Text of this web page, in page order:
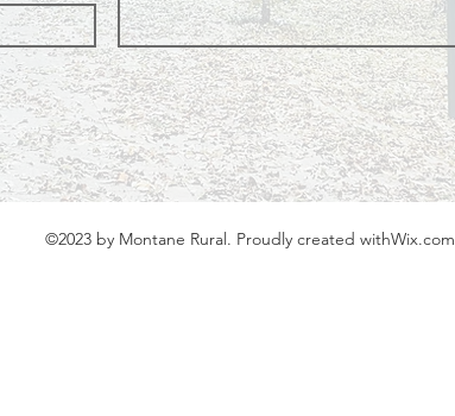
©2023 by Montane Rural. Proudly created withWix.com